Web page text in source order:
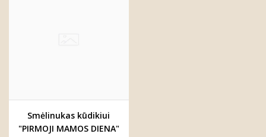
Smėlinukas kūdikiui
"PIRMOJI MAMOS DIENA"